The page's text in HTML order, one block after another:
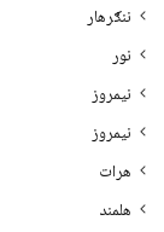
ننګرهار
نور
نيمروز
نیمروز
هرات
هلمند